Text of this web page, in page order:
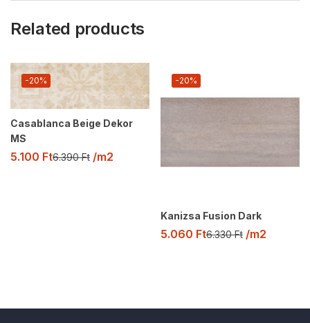
Related products
-20%
Casablanca Beige Dekor
MS
5.100 Ft6.390Ft /m2
-20%
Kanizsa Fusion Dark
5.060 Ft6.330Ft /m2